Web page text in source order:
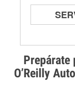
Prepárate
O’Reilly